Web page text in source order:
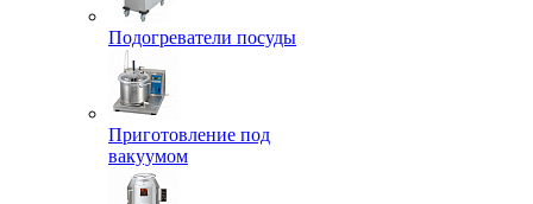
Подогреватели посуды
Приготовление под
вакуумом